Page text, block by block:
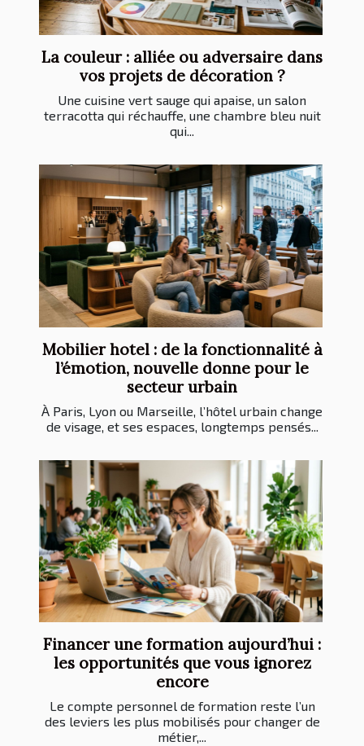
La couleur : alliée ou adversaire dans
vos projets de décoration ?
Une cuisine vert sauge qui apaise, un salon
terracotta qui réchauffe, une chambre bleu nuit
qui...
Mobilier hotel : de la fonctionnalité à
l’émotion, nouvelle donne pour le
secteur urbain
À Paris, Lyon ou Marseille, l’hôtel urbain change
de visage, et ses espaces, longtemps pensés...
Financer une formation aujourd’hui :
les opportunités que vous ignorez
encore
Le compte personnel de formation reste l’un
des leviers les plus mobilisés pour changer de
métier,...